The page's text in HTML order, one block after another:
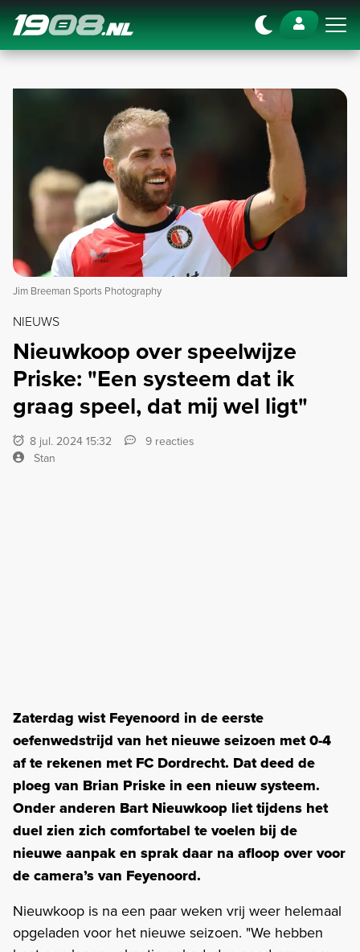
Navigation
Jim Breeman Sports Photography
NIEUWS
Nieuwkoop over speelwijze
Priske: "Een systeem dat ik
graag speel, dat mij wel ligt"
8 jul. 2024 15:32
9 reacties
Stan
Zaterdag wist Feyenoord in de eerste
oefenwedstrijd van het nieuwe seizoen met 0-4
af te rekenen met FC Dordrecht. Dat deed de
ploeg van Brian Priske in een nieuw systeem.
Onder anderen Bart Nieuwkoop liet tijdens het
duel zien zich comfortabel te voelen bij de
nieuwe aanpak en sprak daar na afloop over voor
de camera’s van Feyenoord.
Nieuwkoop is na een paar weken vrij weer helemaal
opgeladen voor het nieuwe seizoen. "We hebben